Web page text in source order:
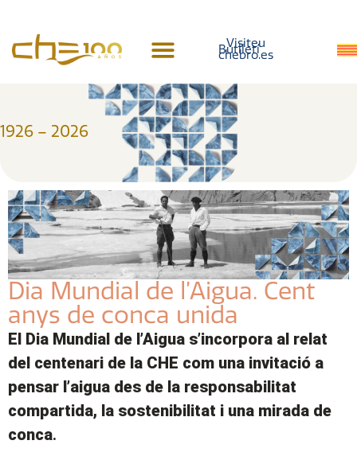
Butlletí
Visiteu
chebro.es
1926 – 2026
Dia Mundial de l’Aigua. Cent
anys de conca unida
El Dia Mundial de l’Aigua s’incorpora al relat
del centenari de la CHE com una invitació a
pensar l’aigua des de la responsabilitat
compartida, la sostenibilitat i una mirada de
conca.